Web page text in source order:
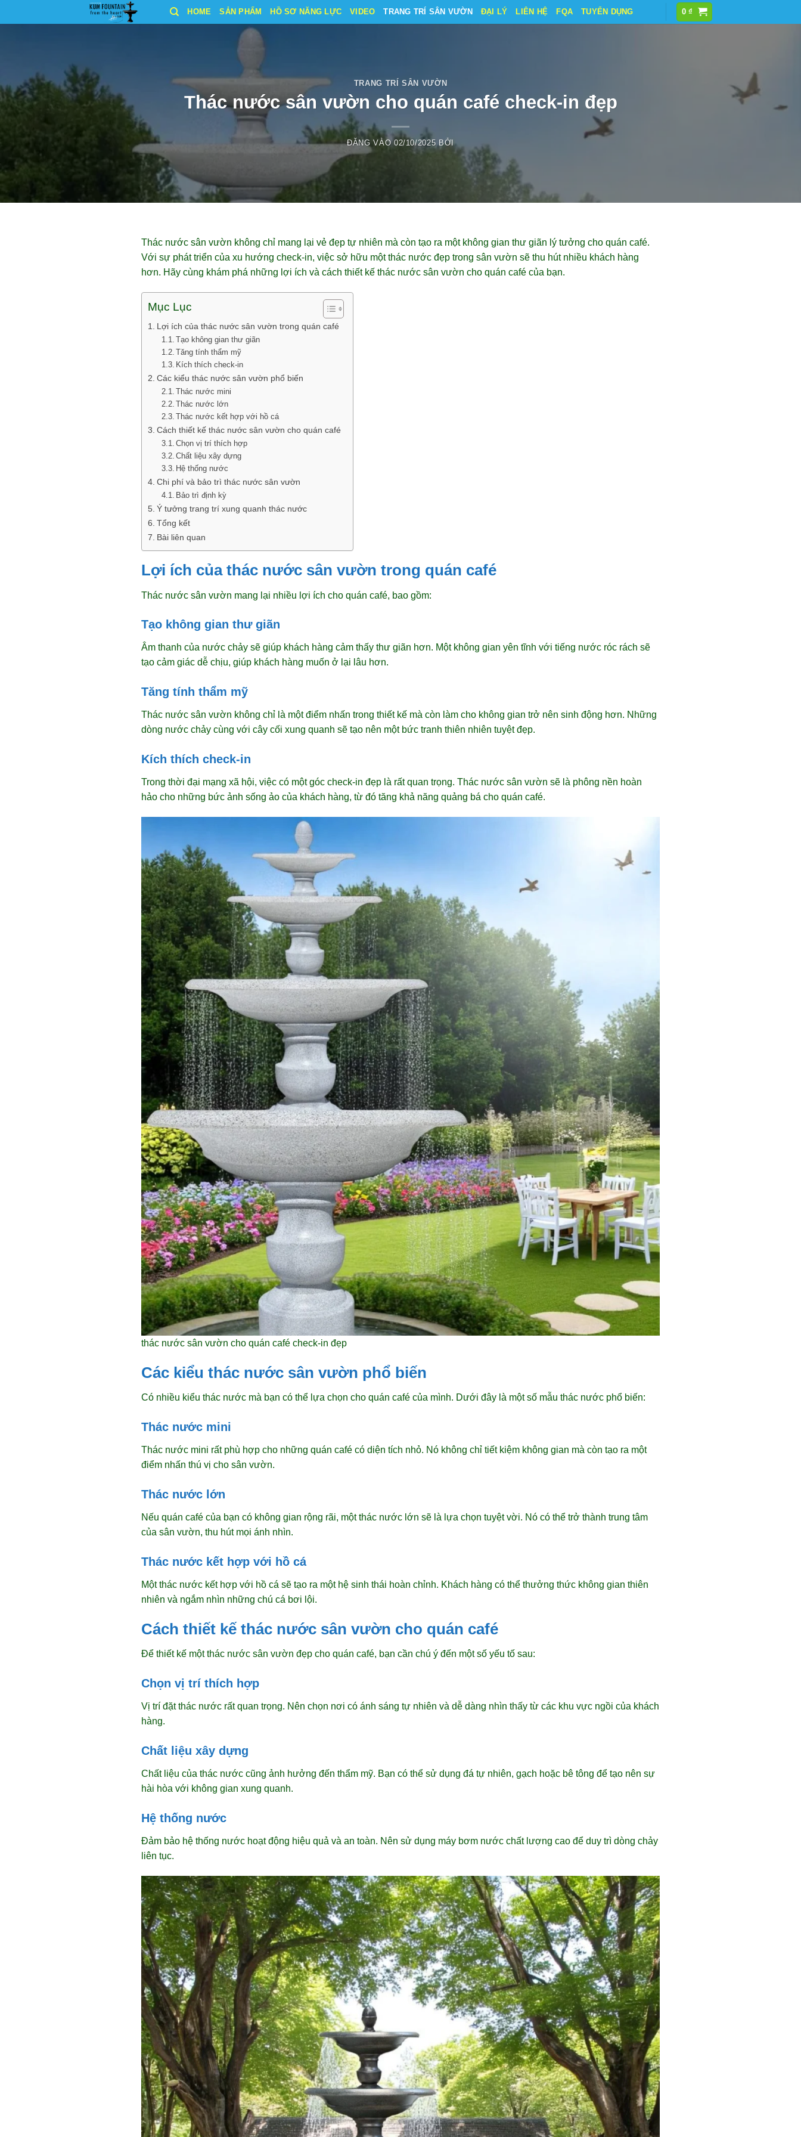
qua
HOME SẢN PHẨM HỒ SƠ NĂNG LỰC VIDEO TRANG TRÍ SÂN VƯỜN ĐẠI LÝ LIÊN HỆ FQA TUYỂN DỤNG 0₫
TRANG TRÍ SÂN VƯỜN
Thác nước sân vườn cho quán café check-in đẹp
ĐĂNG VÀO02/10/2025 BỞI
Thác nước sân vườn không chỉ mang lại vẻ đẹp tự nhiên mà còn tạo ra một không gian thư giãn lý tưởng cho quán café.
Với sự phát triển của xu hướng check-in, việc sở hữu một thác nước đẹp trong sân vườn sẽ thu hút nhiều khách hàng
hơn. Hãy cùng khám phá những lợi ích và cách thiết kế thác nước sân vườn cho quán café của bạn.
Mục Lục
Lợi ích của thác nước sân vườn trong quán café
Tạo không gian thư giãn
Tăng tính thẩm mỹ
Kích thích check-in
Các kiểu thác nước sân vườn phổ biến
Thác nước mini
Thác nước lớn
Thác nước kết hợp với hồ cá
Cách thiết kế thác nước sân vườn cho quán café
Chọn vị trí thích hợp
Chất liệu xây dựng
Hệ thống nước
Chi phí và bảo trì thác nước sân vườn
Bảo trì định kỳ
Ý tưởng trang trí xung quanh thác nước
Tổng kết
Bài liên quan
Lợi ích của thác nước sân vườn trong quán café
Thác nước sân vườn mang lại nhiều lợi ích cho quán café, bao gồm:
Tạo không gian thư giãn
Âm thanh của nước chảy sẽ giúp khách hàng cảm thấy thư giãn hơn. Một không gian yên tĩnh với tiếng nước róc rách sẽ
tạo cảm giác dễ chịu, giúp khách hàng muốn ở lại lâu hơn.
Tăng tính thẩm mỹ
Thác nước sân vườn không chỉ là một điểm nhấn trong thiết kế mà còn làm cho không gian trở nên sinh động hơn. Những
dòng nước chảy cùng với cây cối xung quanh sẽ tạo nên một bức tranh thiên nhiên tuyệt đẹp.
Kích thích check-in
Trong thời đại mạng xã hội, việc có một góc check-in đẹp là rất quan trọng. Thác nước sân vườn sẽ là phông nền hoàn
hảo cho những bức ảnh sống ảo của khách hàng, từ đó tăng khả năng quảng bá cho quán café.
thác nước sân vườn cho quán café check-in đẹp
Các kiểu thác nước sân vườn phổ biến
Có nhiều kiểu thác nước mà bạn có thể lựa chọn cho quán café của mình. Dưới đây là một số mẫu thác nước phổ biến:
Thác nước mini
Thác nước mini rất phù hợp cho những quán café có diện tích nhỏ. Nó không chỉ tiết kiệm không gian mà còn tạo ra một
điểm nhấn thú vị cho sân vườn.
Thác nước lớn
Nếu quán café của bạn có không gian rộng rãi, một thác nước lớn sẽ là lựa chọn tuyệt vời. Nó có thể trở thành trung tâm
của sân vườn, thu hút mọi ánh nhìn.
Thác nước kết hợp với hồ cá
Một thác nước kết hợp với hồ cá sẽ tạo ra một hệ sinh thái hoàn chỉnh. Khách hàng có thể thưởng thức không gian thiên
nhiên và ngắm nhìn những chú cá bơi lội.
Cách thiết kế thác nước sân vườn cho quán café
Để thiết kế một thác nước sân vườn đẹp cho quán café, bạn cần chú ý đến một số yếu tố sau:
Chọn vị trí thích hợp
Vị trí đặt thác nước rất quan trọng. Nên chọn nơi có ánh sáng tự nhiên và dễ dàng nhìn thấy từ các khu vực ngồi của khách
hàng.
Chất liệu xây dựng
Chất liệu của thác nước cũng ảnh hưởng đến thẩm mỹ. Bạn có thể sử dụng đá tự nhiên, gạch hoặc bê tông để tạo nên sự
hài hòa với không gian xung quanh.
Hệ thống nước
Đảm bảo hệ thống nước hoạt động hiệu quả và an toàn. Nên sử dụng máy bơm nước chất lượng cao để duy trì dòng chảy
liên tục.